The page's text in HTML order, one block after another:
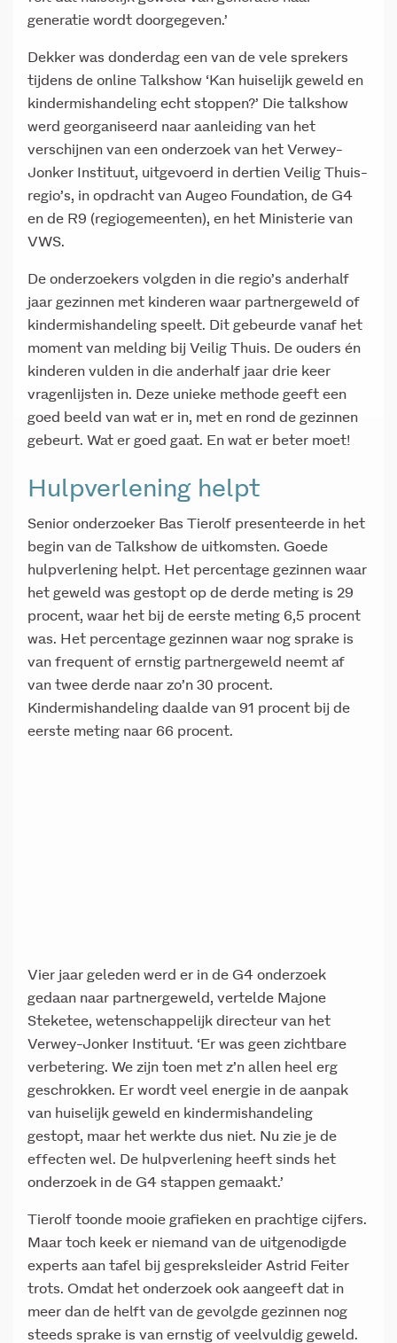
generatie wordt doorgegeven.’
Dekker was donderdag een van de vele sprekers
tijdens de online Talkshow ‘Kan huiselijk geweld en
kindermishandeling echt stoppen?’ Die talkshow
werd georganiseerd naar aanleiding van het
verschijnen van een onderzoek van het Verwey-
Jonker Instituut, uitgevoerd in dertien Veilig Thuis-
regio’s, in opdracht van Augeo Foundation, de G4
en de R9 (regiogemeenten), en het Ministerie van
VWS.
De onderzoekers volgden in die regio’s anderhalf
jaar gezinnen met kinderen waar partnergeweld of
kindermishandeling speelt. Dit gebeurde vanaf het
moment van melding bij Veilig Thuis. De ouders én
kinderen vulden in die anderhalf jaar drie keer
vragenlijsten in. Deze unieke methode geeft een
goed beeld van wat er in, met en rond de gezinnen
gebeurt. Wat er goed gaat. En wat er beter moet!
Hulpverlening helpt
Senior onderzoeker Bas Tierolf presenteerde in het
begin van de Talkshow de uitkomsten. Goede
hulpverlening helpt. Het percentage gezinnen waar
het geweld was gestopt op de derde meting is 29
procent, waar het bij de eerste meting 6,5 procent
was. Het percentage gezinnen waar nog sprake is
van frequent of ernstig partnergeweld neemt af
van twee derde naar zo’n 30 procent.
Kindermishandeling daalde van 91 procent bij de
eerste meting naar 66 procent.
Vier jaar geleden werd er in de G4 onderzoek
gedaan naar partnergeweld, vertelde Majone
Steketee, wetenschappelijk directeur van het
Verwey-Jonker Instituut. ‘Er was geen zichtbare
verbetering. We zijn toen met z’n allen heel erg
geschrokken. Er wordt veel energie in de aanpak
van huiselijk geweld en kindermishandeling
gestopt, maar het werkte dus niet. Nu zie je de
effecten wel. De hulpverlening heeft sinds het
onderzoek in de G4 stappen gemaakt.’
Tierolf toonde mooie grafieken en prachtige cijfers.
Maar toch keek er niemand van de uitgenodigde
experts aan tafel bij gespreksleider Astrid Feiter
trots. Omdat het onderzoek ook aangeeft dat in
meer dan de helft van de gevolgde gezinnen nog
steeds sprake is van ernstig of veelvuldig geweld.